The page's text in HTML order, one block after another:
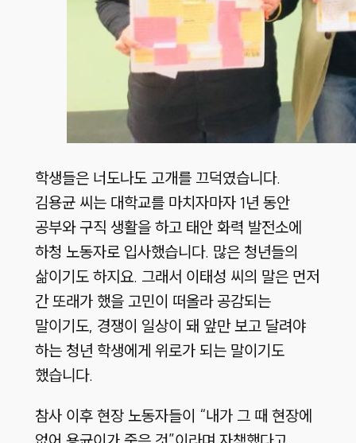
학생들은 너도나도 고개를 끄덕였습니다.
김용균 씨는 대학교를 마치자마자 1년 동안
공부와 구직 생활을 하고 태안 화력 발전소에
하청 노동자로 입사했습니다. 많은 청년들의
삶이기도 하지요. 그래서 이태성 씨의 말은 먼저
간 또래가 했을 고민이 떠올라 공감되는
말이기도, 경쟁이 일상이 돼 앞만 보고 달려야
하는 청년 학생에게 위로가 되는 말이기도
했습니다.
참사 이후 현장 노동자들이 “내가 그 때 현장에